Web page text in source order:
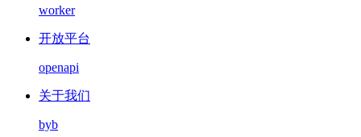
worker
开放平台
openapi
关于我们
byb